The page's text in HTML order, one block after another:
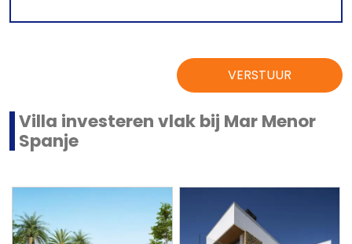
VERSTUUR
Villa investeren vlak bij Mar Menor
Spanje